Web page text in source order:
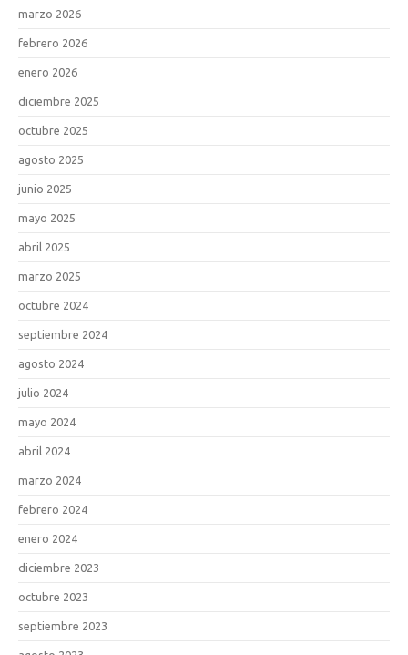
marzo 2026
febrero 2026
enero 2026
diciembre 2025
octubre 2025
agosto 2025
junio 2025
mayo 2025
abril 2025
marzo 2025
octubre 2024
septiembre 2024
agosto 2024
julio 2024
mayo 2024
abril 2024
marzo 2024
febrero 2024
enero 2024
diciembre 2023
octubre 2023
septiembre 2023